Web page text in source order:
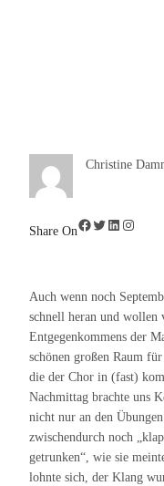
Christine
Share OnFacebook
Twitter
LinkedIn
Auch wenn noch
schnell heran und wollen
Entgegenkommens der
schönen großen Raum
die der Chor in (fast)
Nachmittag brachte uns
nicht nur an den
zwischendurch noch
getrunken“, wie sie
lohnte sich, der Klang